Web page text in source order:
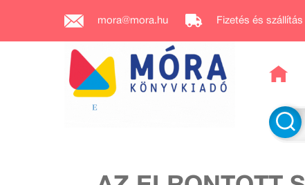
mora@mora.hu Fizetés és szállítás